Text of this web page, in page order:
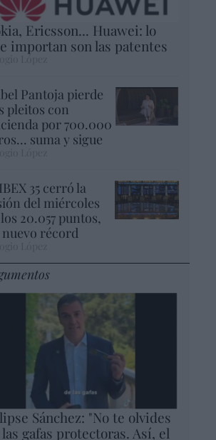
Ericsson... Huawei: lo
importan son las patentes
López
Pantoja pierde
pleitos con
por 700.000
suma y sigue
35 cerró la
del miércoles
20.057 puntos,
récord
Sánchez: "No te olvides
gafas protectoras. Así, el